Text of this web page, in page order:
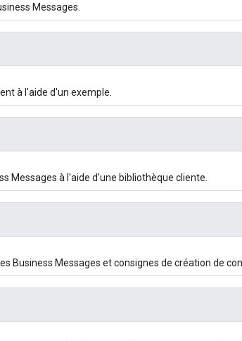
Messages.
à l'aide d'un exemple.
Messages à l'aide d'une bibliothèque cliente.
Business Messages et consignes de création de